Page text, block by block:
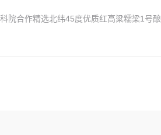
院合作精选北纬45度优质红高粱糯梁1号酿